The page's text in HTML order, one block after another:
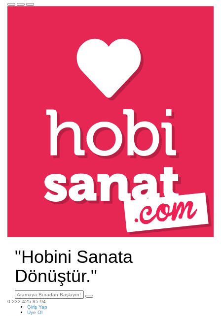
"Hobini Sanata
Dönüştür."
0 232 425 85 94
Giriş Yap
Üye Ol